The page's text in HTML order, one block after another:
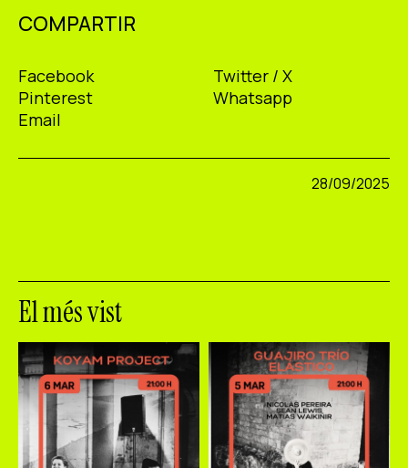
COMPARTIR
Facebook
Twitter / X
Pinterest
Whatsapp
Email
28/09/2025
El més vist